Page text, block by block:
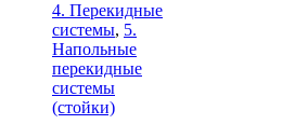
4. Перекидные
системы, 5.
Напольные
перекидные
системы
(стойки)